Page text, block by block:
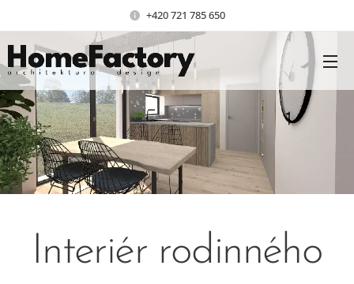
+420 721 785 650
Interiér rodinného